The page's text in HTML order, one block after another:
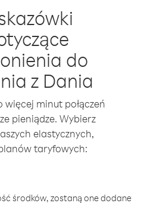
do
z Dania
więcej minut połączeń
pieniądze. Wybierz
elastycznych,
taryfowych:
środków, zostaną one dodane